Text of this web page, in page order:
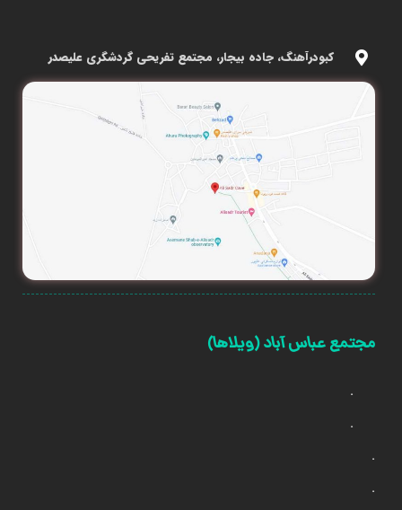
کبودرآهنگ، جاده بیجار، مجتمع تفریحی گردشگری علیصدر
مجتمع عباس آباد (ویلاها)
.
.
.
.